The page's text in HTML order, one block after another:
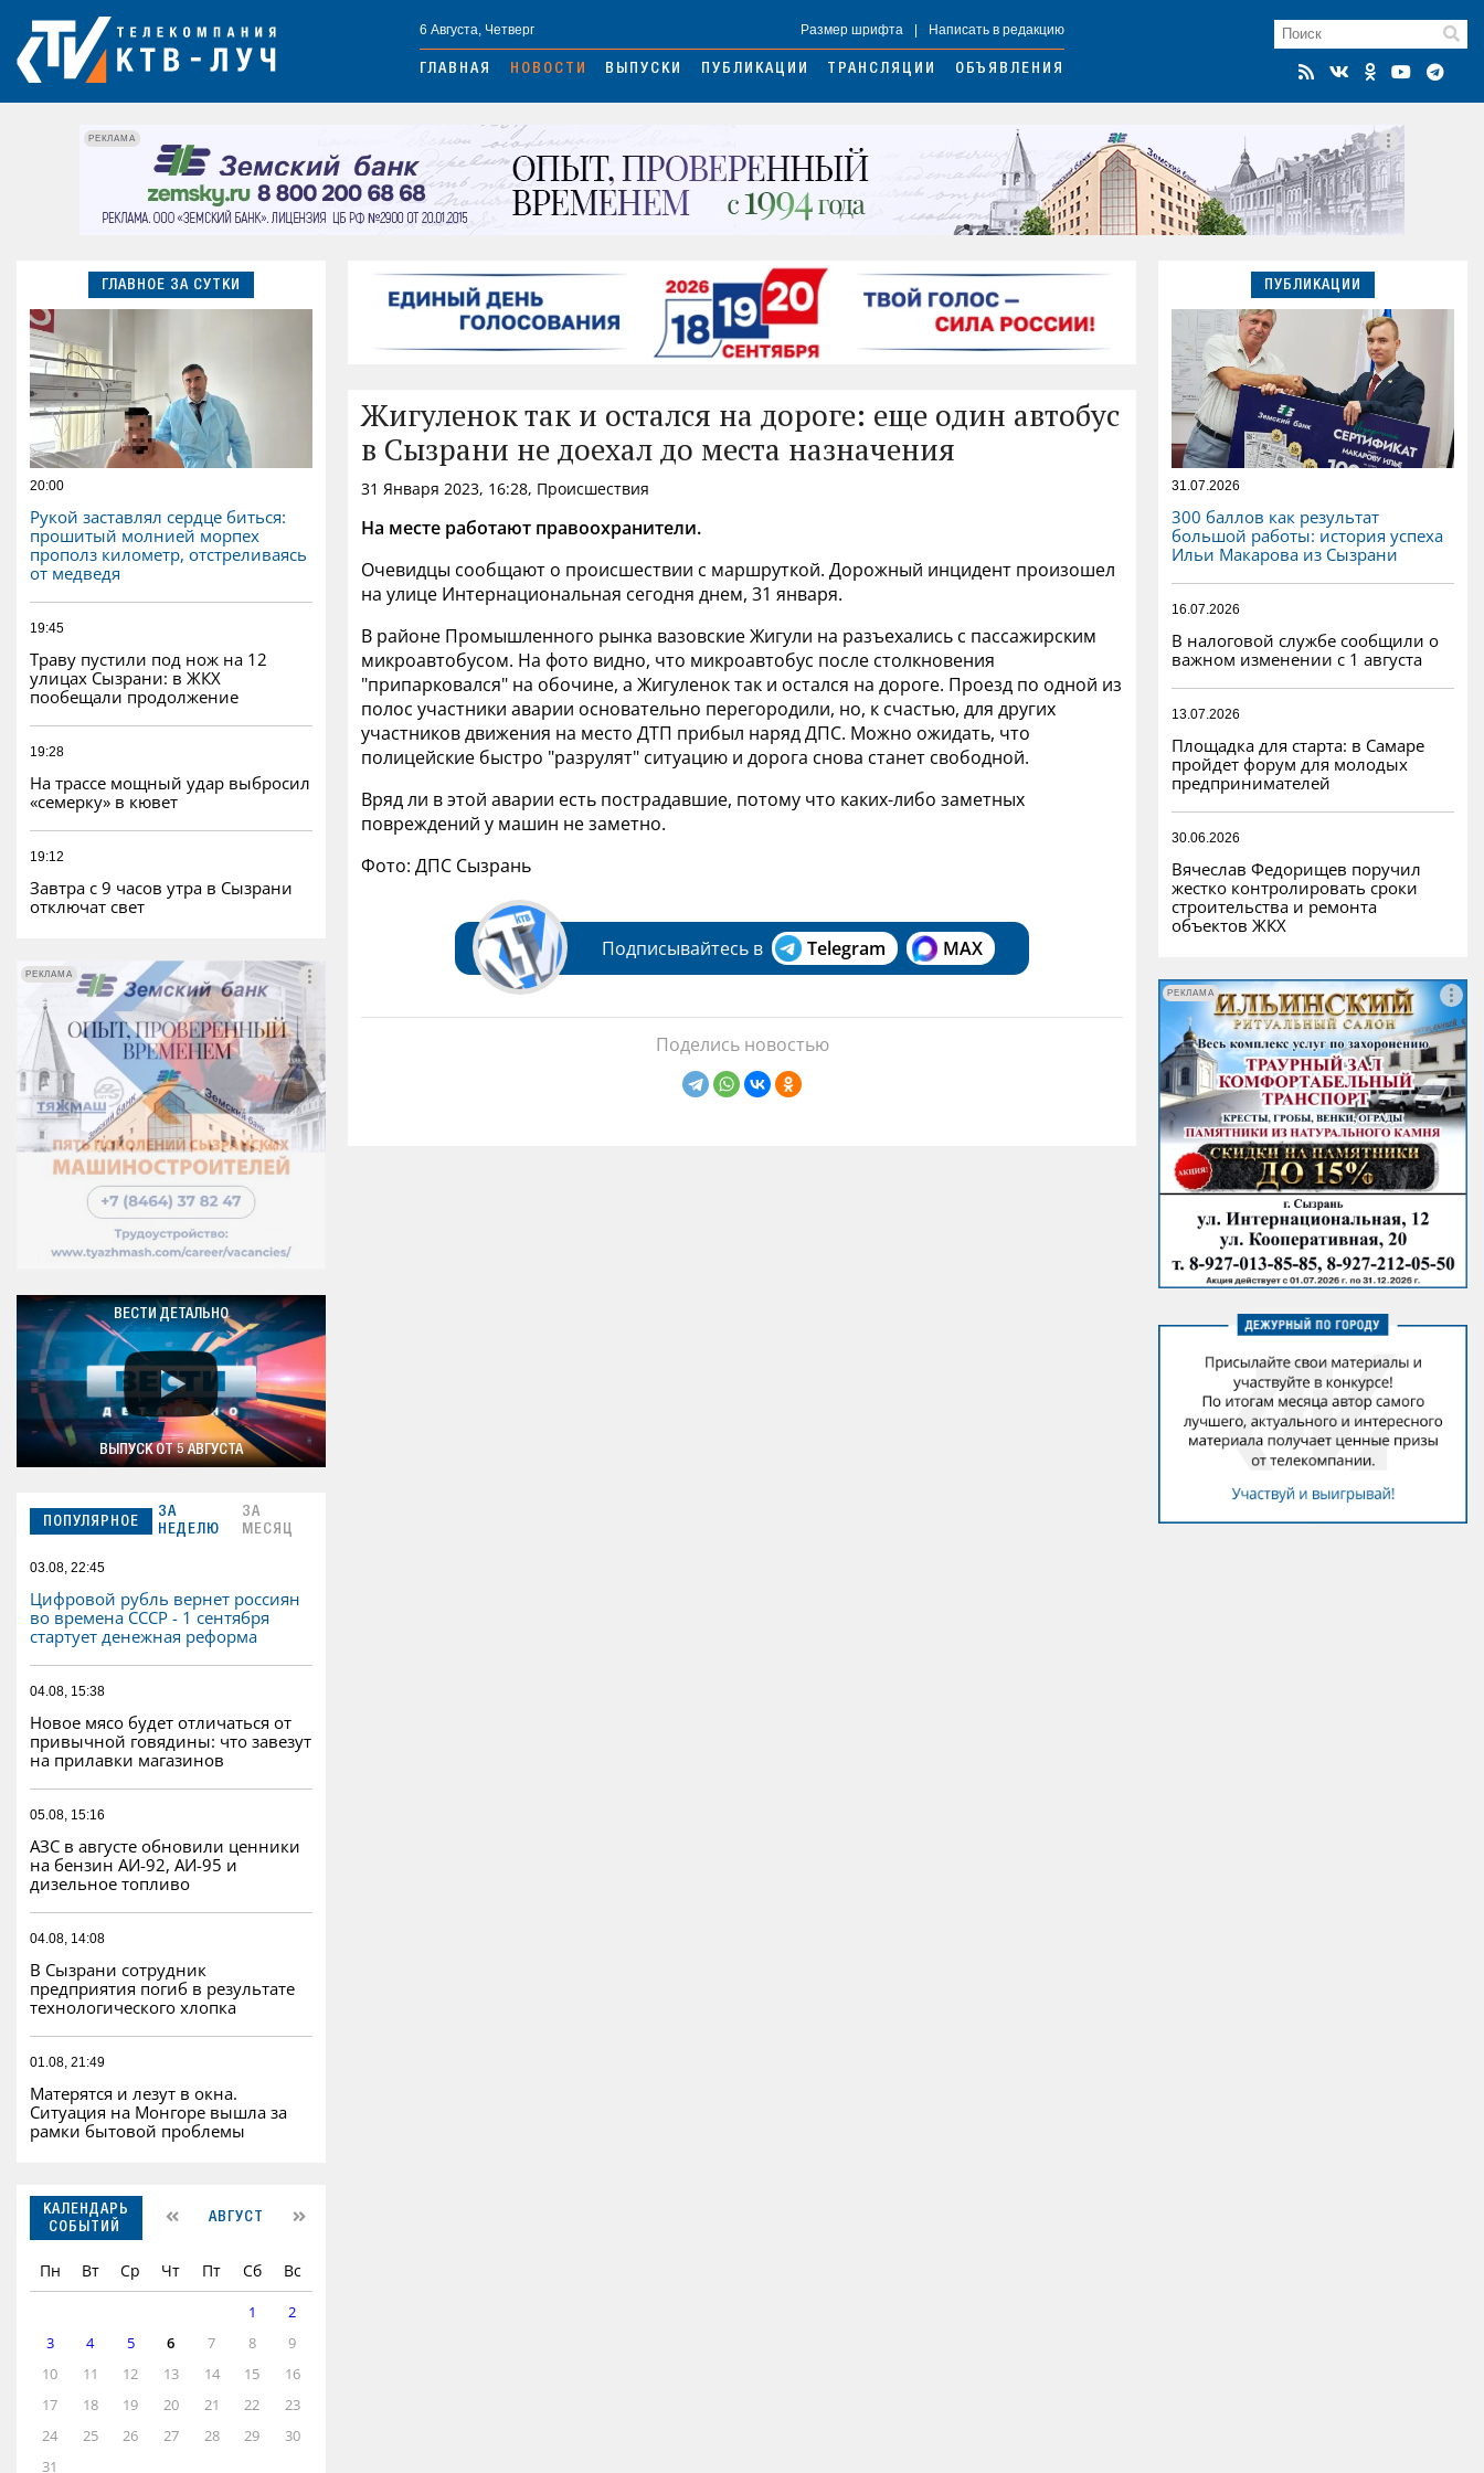
6 Августа, Четверг Размер шрифта Написать в редакцию
ГЛАВНАЯ НОВОСТИ ВЫПУСКИ ПУБЛИКАЦИИ ТРАНСЛЯЦИИ ОБЪЯВЛЕНИЯ
РЕКЛАМА
ГЛАВНОЕ ЗА СУТКИ
20:00
Рукой заставлял сердце биться:
прошитый молнией морпех
прополз километр, отстреливаясь
от медведя
19:45
Траву пустили под нож на 12
улицах Сызрани: в ЖКХ
пообещали продолжение
19:28
На трассе мощный удар выбросил
«семерку» в кювет
19:12
Завтра с 9 часов утра в Сызрани
отключат свет
РЕКЛАМА
РЕКЛАМА
ВЕСТИ ДЕТАЛЬНО
ВЫПУСК ОТ 5 АВГУСТА
ПОПУЛЯРНОЕ
ЗА
НЕДЕЛЮ
ЗА
МЕСЯЦ
03.08, 22:45
Цифровой рубль вернет россиян
во времена СССР - 1 сентября
стартует денежная реформа
04.08, 15:38
Новое мясо будет отличаться от
привычной говядины: что завезут
на прилавки магазинов
05.08, 15:16
АЗС в августе обновили ценники
на бензин АИ-92, АИ-95 и
дизельное топливо
04.08, 14:08
В Сызрани сотрудник
предприятия погиб в результате
технологического хлопка
01.08, 21:49
Матерятся и лезут в окна.
Ситуация на Монгоре вышла за
рамки бытовой проблемы
КАЛЕНДАРЬ
СОБЫТИЙ
АВГУСТ
Пн Вт Ср Чт Пт Сб Вс
1
2
3
4 5 6 7 8
9
10
11 12 13 14 15
16
17
18 19 20 21 22
23
24
25 26 27 28 29
30
31
Жигуленок так и остался на дороге: еще один автобус
в Сызрани не доехал до места назначения
31 Января 2023, 16:28, Происшествия
На месте работают правоохранители.
Очевидцы сообщают о происшествии с маршруткой. Дорожный инцидент произошел
на улице Интернациональная сегодня днем, 31 января.
В районе Промышленного рынка вазовские Жигули на разъехались с пассажирским
микроавтобусом. На фото видно, что микроавтобус после столкновения
"припарковался" на обочине, а Жигуленок так и остался на дороге. Проезд по одной из
полос участники аварии основательно перегородили, но, к счастью, для других
участников движения на место ДТП прибыл наряд ДПС. Можно ожидать, что
полицейские быстро "разрулят" ситуацию и дорога снова станет свободной.
Вряд ли в этой аварии есть пострадавшие, потому что каких-либо заметных
повреждений у машин не заметно.
Фото: ДПС Сызрань
Подписывайтесь в Telegram MAX
Поделись новостью
ПУБЛИКАЦИИ
31.07.2026
300 баллов как результат
большой работы: история успеха
Ильи Макарова из Сызрани
16.07.2026
В налоговой службе сообщили о
важном изменении с 1 августа
13.07.2026
Площадка для старта: в Самаре
пройдет форум для молодых
предпринимателей
30.06.2026
Вячеслав Федорищев поручил
жестко контролировать сроки
строительства и ремонта
объектов ЖКХ
РЕКЛАМА